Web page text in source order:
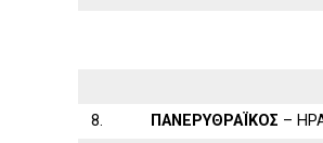
8.
ΠΑΝΕΡΥΘΡΑΪΚΟΣ –